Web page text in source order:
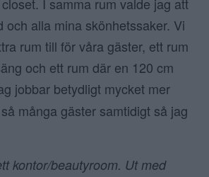
och alla mina skönhetssaker. Vi
rum till för våra gäster, ett rum
och ett rum där en 120 cm
jobbar betydligt mycket mer
många gäster samtidigt så jag
kontor/beautyroom. Ut med